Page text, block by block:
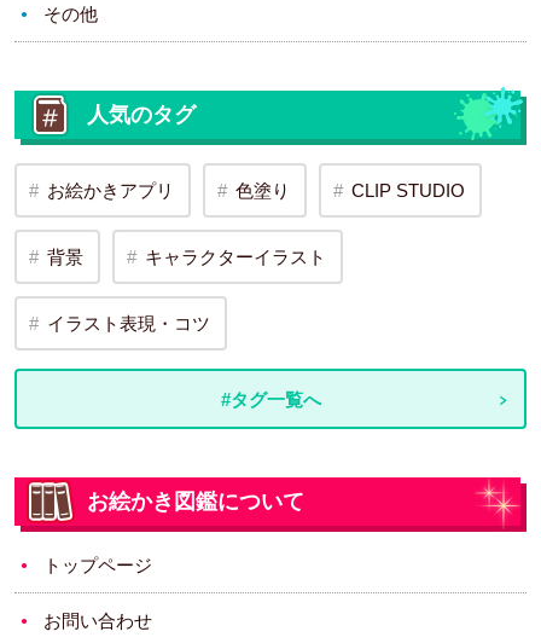
その他
人気のタグ
お絵かきアプリ 色塗り CLIP STUDIO
背景 キャラクターイラスト
イラスト表現・コツ
#タグ一覧へ
お絵かき図鑑について
トップページ
お問い合わせ